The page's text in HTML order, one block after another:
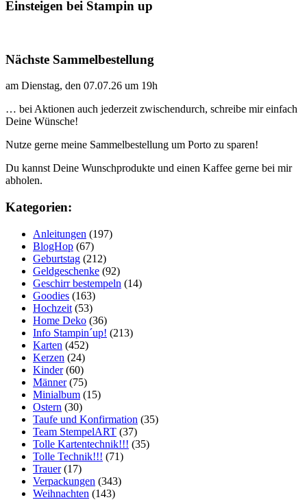
Einsteigen bei Stampin up
Nächste Sammelbestellung
am Dienstag, den 07.07.26 um 19h
… bei Aktionen auch jederzeit zwischendurch, schreibe mir einfach
Deine Wünsche!
Nutze gerne meine Sammelbestellung um Porto zu sparen!
Du kannst Deine Wunschprodukte und einen Kaffee gerne bei mir
abholen.
Kategorien:
Anleitungen (197)
BlogHop (67)
Geburtstag (212)
Geldgeschenke (92)
Geschirr bestempeln (14)
Goodies (163)
Hochzeit (53)
Home Deko (36)
Info Stampin´up! (213)
Karten (452)
Kerzen (24)
Kinder(60)
Männer(75)
Minialbum (15)
Ostern (30)
Taufe und Konfirmation (35)
Team StempelART (37)
Tolle Kartentechnik!!! (35)
Tolle Technik!!! (71)
Trauer(17)
Verpackungen (343)
Weihnachten (143)